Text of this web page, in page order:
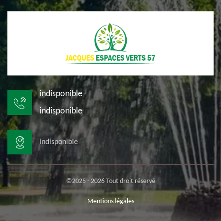
indisponible
indisponible
indisponible
©2025 - 2026 Tout droit réservé
Mentions légales